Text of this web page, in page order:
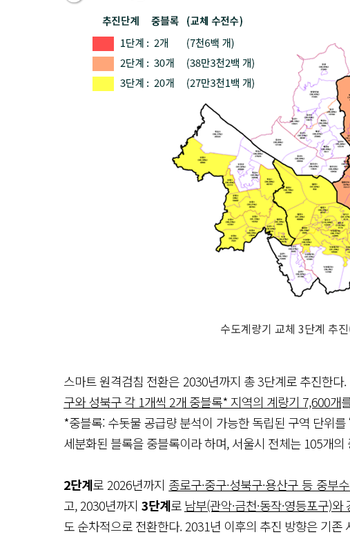
수도계량기 교체 3단계 추
스마트 원격검침 전환은 2030년까지 총 3단계로 추진한다
구와 성북구 각 1개씩 2개 중블록* 지역의 계량기 7,600개
*중블록: 수돗물 공급량 분석이 가능한 독립된 구역 단위
세분화된 블록을 중블록이라 하며, 서울시 전체는 105개
2단계로 2026년까지 종로구·중구·성북구·용산구 등 중부
고, 2030년까지 3단계로 남부(관악·금천·동작·영등포구)
도 순차적으로 전환한다. 2031년 이후의 추진 방향은 기